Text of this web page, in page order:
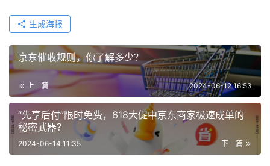
生成海报
京东催收规则，你了解多少？
上一篇 2024-06-12 16:53
“先享后付”限时免费，618大促中京东商家极速成单的
秘密武器？
下一篇
2024-06-14 11:35